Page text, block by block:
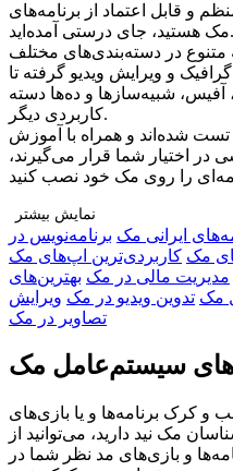
و قابل اعتماد از برنامه‌های
مک هستید، جای درستی آمده‌اید.
۱۱ هزار برنامه متنوع در دسته‌بندی‌های مختلف
و ویرایش ویدیو گرفته تا
آفیس، شبیه‌سازها و ده‌ها دسته
کاربردی دیگر.
تست شده‌اند و همراه با آموزش
در اختیار شما قرار می‌گیرند،
چرا مک نید را انتخاب کنید؟
🔹 تنوع بی‌نظیر: دسترسی به هزاران برنامه در دسته‌بندی‌های
مختلف برای هر نوع نیاز
🔹 راهنمای نصب کامل: آموزش قدم‌به‌قدم متنی و ویدیویی برای هر
برنامه
🔹 پشتیبانی اختصاصی و نصب رایگان: اگر به مشکلی برخوردید، تیم
ما همراه شماست
تجربه‌ها و پرسش و پاسخ
🔹 بروزرسانی مداوم: اضافه شدن برنامه‌های جدید و محبوب
به‌صورت منظم
نمایش بیشتر
ایرانی مک برنامه‌نویس در
مک کاربردی‌ترین اپ‌های مک
مدیریت مالی در مک بهترین‌های
مک تدوین ویدیو در مک ویرایش
تصاویر در مک
سیستم‌عامل مک
کرک برنامه‌ها و یا بازی‌های
مک نید دارید، می‌توانید از
و بازی‌های مد نظر شما در